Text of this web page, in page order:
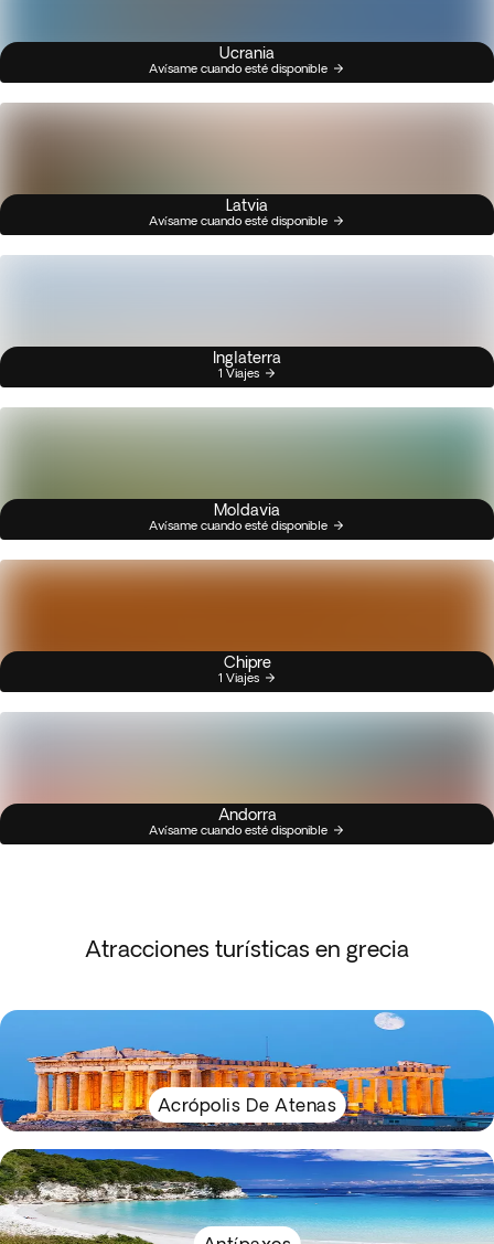
Ucrania
Avísame cuando esté disponible
Latvia
Avísame cuando esté disponible
Inglaterra
1 Viajes
Moldavia
Avísame cuando esté disponible
Chipre
1 Viajes
Andorra
Avísame cuando esté disponible
Atracciones turísticas en grecia
Acrópolis De Atenas